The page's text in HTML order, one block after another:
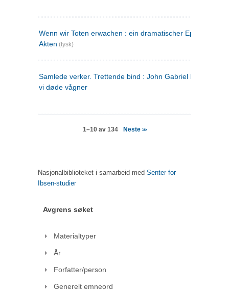
Wenn wir Toten erwachen : ein dramatischer Epilog in drei
Akten (tysk)
Samlede verker. Trettende bind : John Gabriel Borkman ;
vi døde vågner
1–10 av 134 Neste >>
Nasjonalbiblioteket i samarbeid med Senter for
Ibsen-studier
Avgrens søket
Materialtyper
År
Forfatter/person
Generelt emneord